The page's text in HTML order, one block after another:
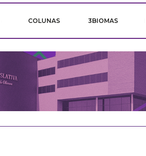
COLUNAS 3BIOMAS